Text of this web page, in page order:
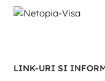
LINK-URI SI